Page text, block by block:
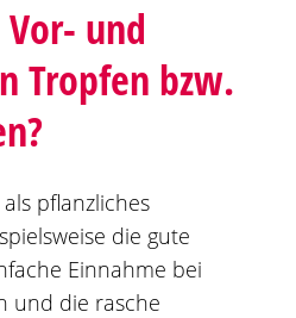
und
Tropfen bzw.
pflanzliches
die gute
Einnahme bei
und die rasche